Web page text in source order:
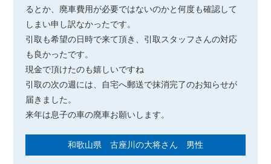
るとか、廃車費用が必要ではないのかと何度も確認して
しまい申し訳なかったです。
引取も希望の日時で来て頂き、引取スタッフさんの対応
も良かったです。
現金で頂けたのも嬉しいですね
引取の次の週には、自宅へ郵送で抹消完了のお知らせが
届きました。
来年は息子の車の廃車お願いします。
和歌山県 古座川の大将さん 男性